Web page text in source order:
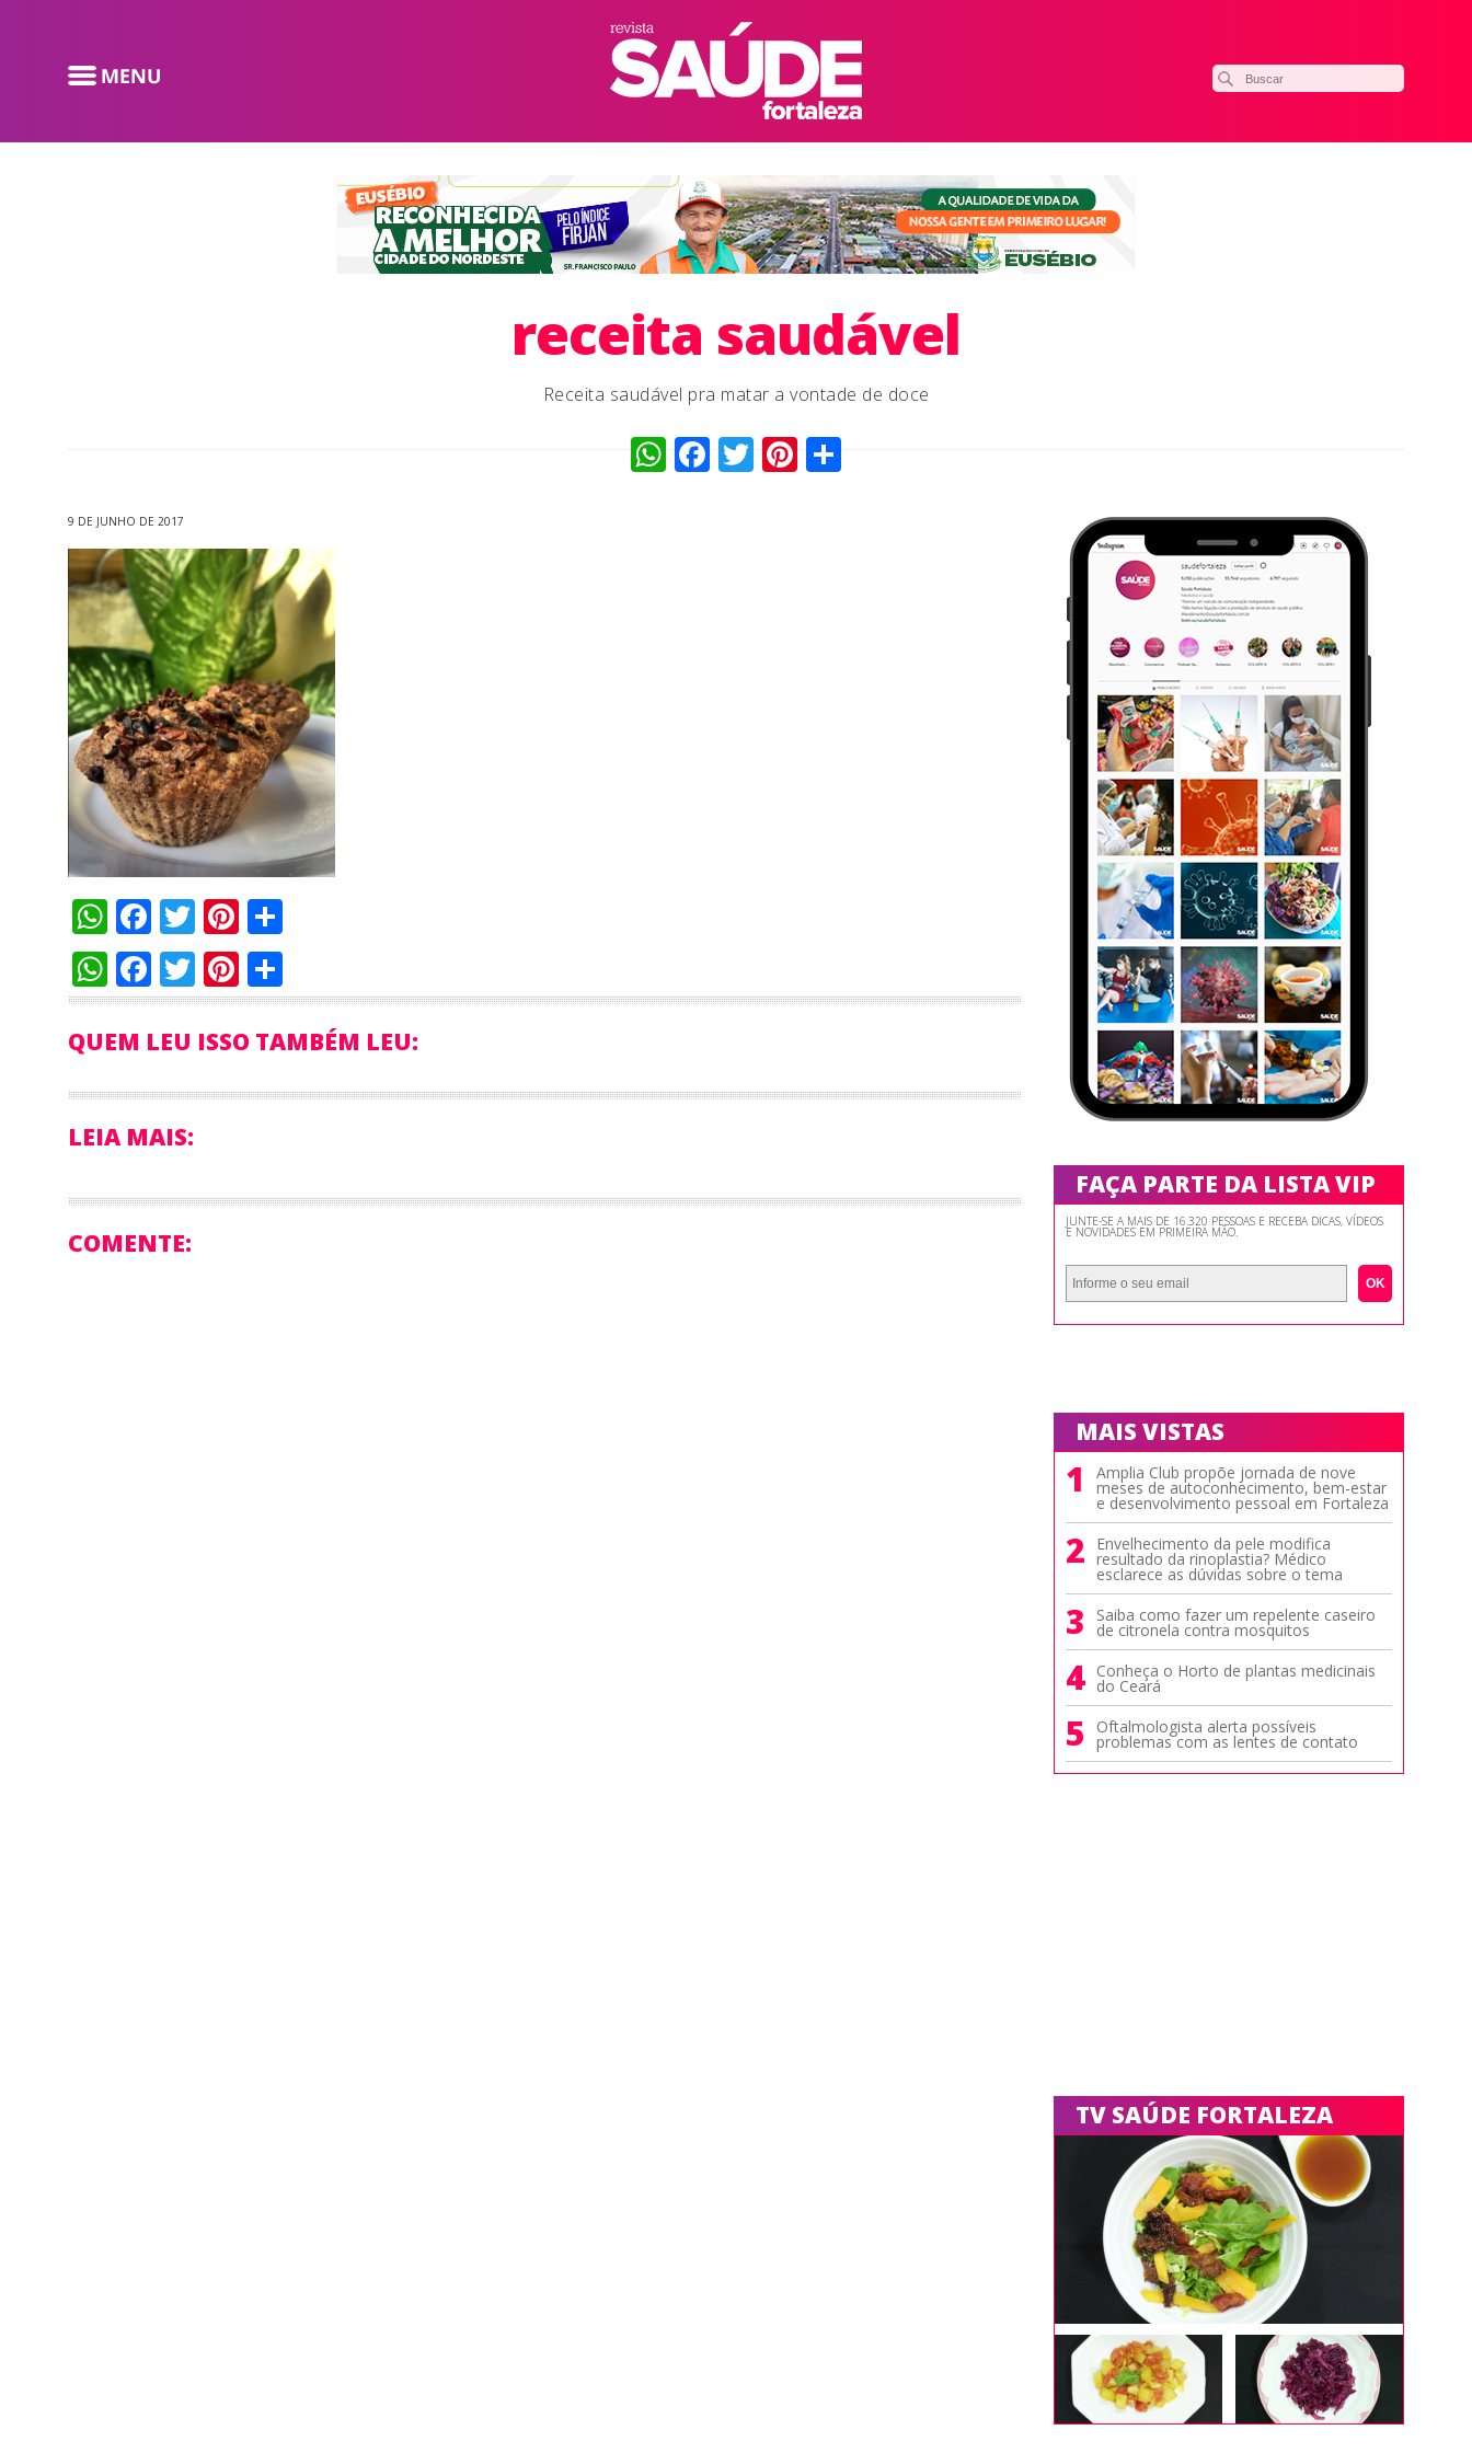
receita saudável
Receita saudável pra matar a vontade de doce
WhatsApp
Facebook
TwitterPinterest
9 DE JUNHO DE 2017
WhatsApp
Facebook
TwitterPinterest
WhatsApp
Facebook
TwitterPinterest
QUEM LEU ISSO TAMBÉM LEU:
LEIA MAIS:
COMENTE:
FAÇA PARTE DA LISTA VIP
JUNTE-SE A MAIS DE 16.320 PESSOAS E RECEBA DICAS, VÍDEOS
E NOVIDADES EM PRIMEIRA MÃO.
OK
MAIS VISTAS
1 Amplia Club propõe jornada de nove
meses de autoconhecimento, bem-estar
e desenvolvimento pessoal em Fortaleza
2 Envelhecimento da pele modifica
resultado da rinoplastia? Médico
esclarece as dúvidas sobre o tema
3 Saiba como fazer um repelente caseiro
de citronela contra mosquitos
4 Conheça o Horto de plantas medicinais
do Ceará
5 Oftalmologista alerta possíveis
problemas com as lentes de contato
TV SAÚDE FORTALEZA